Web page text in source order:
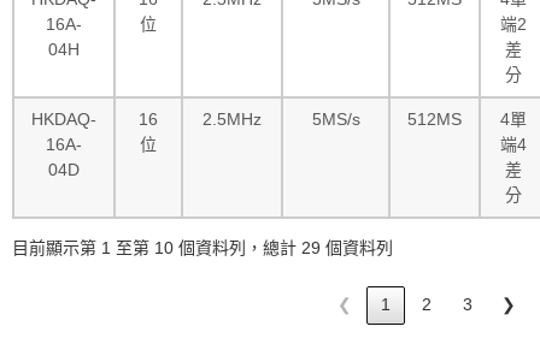
16A-
04H
位
端2
差
分
HKDAQ-
16A-
04D
16
位
2.5MHz 5MS/s 512MS
4單
端4
差
分
目前顯示第 1 至第 10 個資料列，總計 29 個資料列
❮ 1 2 3 ❯